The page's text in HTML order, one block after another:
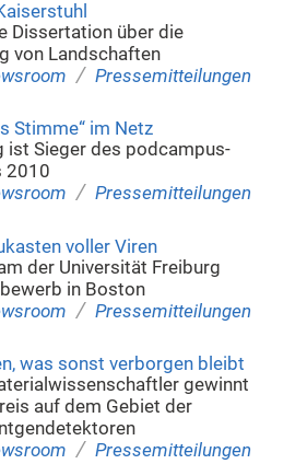
Dissertation über die
von Landschaften
/ Pressemitteilungen
Stimme“ im Netz
ist Sieger des podcampus-
2010
/ Pressemitteilungen
voller Viren
der Universität Freiburg
in Boston
/ Pressemitteilungen
was sonst verborgen bleibt
gewinnt
auf dem Gebiet der
/ Pressemitteilungen